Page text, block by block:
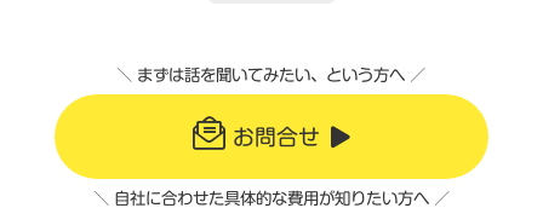
＼ まずは話を聞いてみたい、という方へ ／
お問合せ
＼ 自社に合わせた具体的な費用が知りたい方へ ／